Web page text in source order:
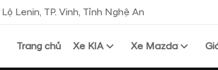
Lenin, TP. Vinh, Tỉnh Nghệ An
Trang chủ Xe KIA Xe Mazda